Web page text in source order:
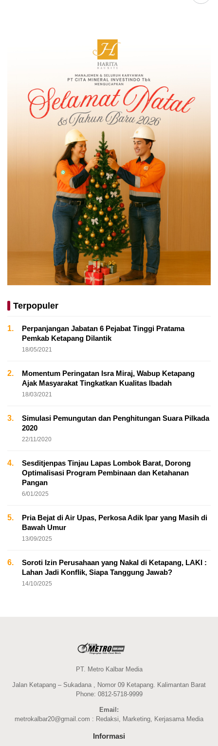
Terpopuler
1.
Perpanjangan Jabatan 6 Pejabat Tinggi Pratama
Pemkab Ketapang Dilantik
18/05/2021
2.
Momentum Peringatan Isra Miraj, Wabup Ketapang
Ajak Masyarakat Tingkatkan Kualitas Ibadah
18/03/2021
3.
Simulasi Pemungutan dan Penghitungan Suara Pilkada
2020
22/11/2020
4.
Sesditjenpas Tinjau Lapas Lombok Barat, Dorong
Optimalisasi Program Pembinaan dan Ketahanan
Pangan
6/01/2025
5.
Pria Bejat di Air Upas, Perkosa Adik Ipar yang Masih di
Bawah Umur
13/09/2025
6.
Soroti Izin Perusahaan yang Nakal di Ketapang, LAKI :
Lahan Jadi Konflik, Siapa Tanggung Jawab?
14/10/2025
PT. Metro Kalbar Media
Jalan Ketapang – Sukadana , Nomor 09 Ketapang. Kalimantan Barat
Phone: 0812-5718-9999
Email:
metrokalbar20@gmail.com : Redaksi, Marketing, Kerjasama Media
Informasi